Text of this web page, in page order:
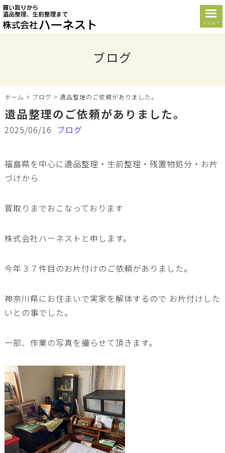
メニュー
ブログ
ホーム > ブログ > 遺品整理のご依頼がありました。
遺品整理のご依頼がありました。
2025/06/16 ブログ
福島県を中心に遺品整理・生前整理・残置物処分・お片
づけから
買取りまでおこなっております
株式会社ハーネストと申します。
今年３７件目のお片付けのご依頼がありました。
神奈川県にお住まいで実家を解体するので お片付けした
いとの事でした。
一部、作業の写真を撮らせて頂きます。